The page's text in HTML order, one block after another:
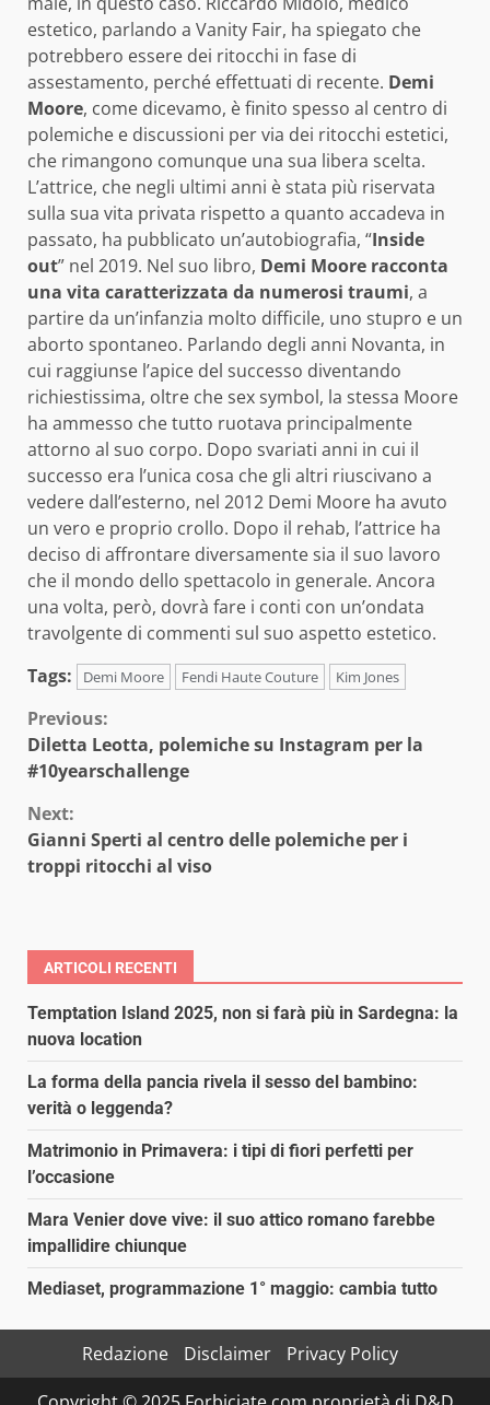
estetico, parlando a Vanity Fair, ha spiegato che
potrebbero essere dei ritocchi in fase di
assestamento, perché effettuati di recente. Demi
Moore, come dicevamo, è finito spesso al centro di
polemiche e discussioni per via dei ritocchi estetici,
che rimangono comunque una sua libera scelta.
L’attrice, che negli ultimi anni è stata più riservata
sulla sua vita privata rispetto a quanto accadeva in
passato, ha pubblicato un’autobiografia, “Inside
out” nel 2019. Nel suo libro, Demi Moore racconta
una vita caratterizzata da numerosi traumi, a
partire da un’infanzia molto difficile, uno stupro e un
aborto spontaneo. Parlando degli anni Novanta, in
cui raggiunse l’apice del successo diventando
richiestissima, oltre che sex symbol, la stessa Moore
ha ammesso che tutto ruotava principalmente
attorno al suo corpo. Dopo svariati anni in cui il
successo era l’unica cosa che gli altri riuscivano a
vedere dall’esterno, nel 2012 Demi Moore ha avuto
un vero e proprio crollo. Dopo il rehab, l’attrice ha
deciso di affrontare diversamente sia il suo lavoro
che il mondo dello spettacolo in generale. Ancora
una volta, però, dovrà fare i conti con un’ondata
travolgente di commenti sul suo aspetto estetico.
Tags:
Demi Moore Fendi Haute Couture Kim Jones
Continue
Reading
Previous:
Diletta Leotta, polemiche su Instagram per la
#10yearschallenge
Next:
Gianni Sperti al centro delle polemiche per i
troppi ritocchi al viso
ARTICOLI RECENTI
Temptation Island 2025, non si farà più in Sardegna: la
nuova location
La forma della pancia rivela il sesso del bambino:
verità o leggenda?
Matrimonio in Primavera: i tipi di fiori perfetti per
l’occasione
Mara Venier dove vive: il suo attico romano farebbe
impallidire chiunque
Mediaset, programmazione 1° maggio: cambia tutto
Redazione Disclaimer
Privacy Policy